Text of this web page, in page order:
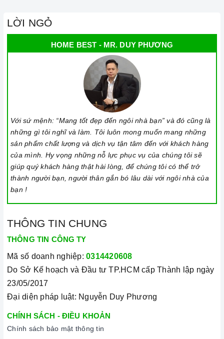
Đến với Home Best, chúng tôi tự hào cung cấp đến khách hàng
đa dạng các dòng máy hút khói Teka nổi tiếng, cam kết về chất
lượng và nguồn gốc sản phẩm chính hãng. Chúng tôi tự tin
mang đến cho quý khách hàng dịch vụ chăm sóc khách hàng
tận tâm và chính sách bảo hành, hậu mãi chuyên nghiệp nhất.
Xem thêm tại đây: Home Best Care - Trung tâm bảo trì, sửa
chữa thiết bị nhà bếp cao cấp
Mã sản phẩm
Loại sản phẩm Máy hút mùi âm tủ
Chất liệu
LỜI NGỎ
HOME BEST - MR. DUY PHƯƠNG
Với sứ mệnh: “Mang tốt đẹp đến ngôi nhà bạn” và đó cũng là
những gì tôi nghĩ và làm. Tôi luôn mong muốn mang những
sản phẩm chất lượng và dịch vụ tận tâm đến với khách hàng
của mình. Hy vọng những nỗ lực phục vụ của chúng tôi sẽ
giúp quý khách hàng thật hài lòng, để chúng tôi có thể trở
thành người bạn, người thân gắn bó lâu dài với ngôi nhà của
bạn !
THÔNG TIN CHUNG
THÔNG TIN CÔNG TY
Mã số doanh nghiệp: 0314420608
Do Sở Kế hoạch và Đầu tư TP.HCM cấp Thành lập ngày
23/05/2017
Đại diện pháp luật: Nguyễn Duy Phương
CHÍNH SÁCH - ĐIỀU KHOẢN
Chính sách bảo mật thông tin